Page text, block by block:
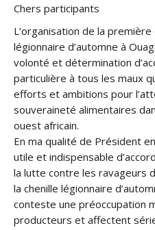
Chers participants
L’organisation de la
légionnaire d’automne à
volonté et détermination
particulière à tous les maux
efforts et ambitions pour
souveraineté alimentaires
ouest africain.
En ma qualité de Président
utile et indispensable
la lutte contre les ravageurs
la chenille légionnaire
conteste une préoccupation
producteurs et affectent